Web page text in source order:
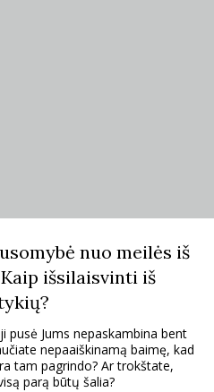
nuo meilės iš
išsilaisvinti iš
Jums nepaskambina bent
nepaaiškinamą baimę, kad
tam pagrindo? Ar trokštate,
parą būtų šalia?